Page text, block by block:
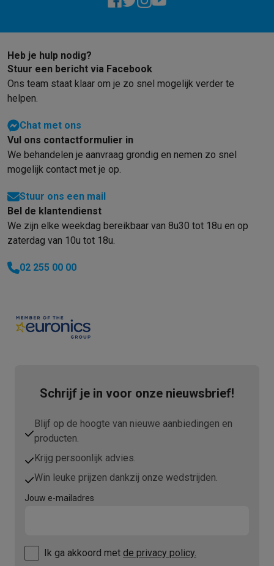
Heb je hulp nodig?
Stuur een bericht via Facebook
Ons team staat klaar om je zo snel mogelijk verder te
helpen.
Chat met ons
Vul ons contactformulier in
We behandelen je aanvraag grondig en nemen zo snel
mogelijk contact met je op.
Stuur ons een mail
Bel de klantendienst
We zijn elke weekdag bereikbaar van 8u30 tot 18u en op
zaterdag van 10u tot 18u.
02 255 00 00
Schrijf je in voor onze nieuwsbrief!
Blijf op de hoogte van nieuwe aanbiedingen en
producten.
Krijg persoonlijk advies.
Win leuke prijzen dankzij onze wedstrijden.
Jouw e-mailadres
Ik ga akkoord met de privacy policy.